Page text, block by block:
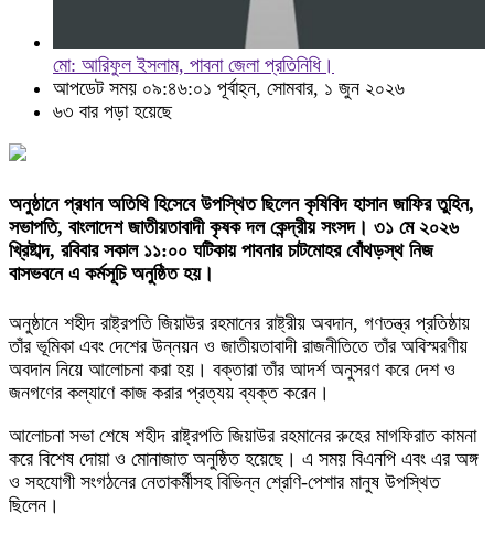
মো: আরিফুল ইসলাম, পাবনা জেলা প্রতিনিধি।
আপডেট সময় ০৯:৪৬:০১ পূর্বাহ্ন, সোমবার, ১ জুন ২০২৬
৬৩ বার পড়া হয়েছে
অনুষ্ঠানে প্রধান অতিথি হিসেবে উপস্থিত ছিলেন কৃষিবিদ হাসান জাফির তুহিন,
সভাপতি, বাংলাদেশ জাতীয়তাবাদী কৃষক দল কেন্দ্রীয় সংসদ। ৩১ মে ২০২৬
খ্রিষ্টাব্দ, রবিবার সকাল ১১:০০ ঘটিকায় পাবনার চাটমোহর বোঁথড়স্থ নিজ
বাসভবনে এ কর্মসূচি অনুষ্ঠিত হয়।
অনুষ্ঠানে শহীদ রাষ্ট্রপতি জিয়াউর রহমানের রাষ্ট্রীয় অবদান, গণতন্ত্র প্রতিষ্ঠায়
তাঁর ভূমিকা এবং দেশের উন্নয়ন ও জাতীয়তাবাদী রাজনীতিতে তাঁর অবিস্মরণীয়
অবদান নিয়ে আলোচনা করা হয়। বক্তারা তাঁর আদর্শ অনুসরণ করে দেশ ও
জনগণের কল্যাণে কাজ করার প্রত্যয় ব্যক্ত করেন।
আলোচনা সভা শেষে শহীদ রাষ্ট্রপতি জিয়াউর রহমানের রুহের মাগফিরাত কামনা
করে বিশেষ দোয়া ও মোনাজাত অনুষ্ঠিত হয়েছে। এ সময় বিএনপি এবং এর অঙ্গ
ও সহযোগী সংগঠনের নেতাকর্মীসহ বিভিন্ন শ্রেণি-পেশার মানুষ উপস্থিত
ছিলেন।